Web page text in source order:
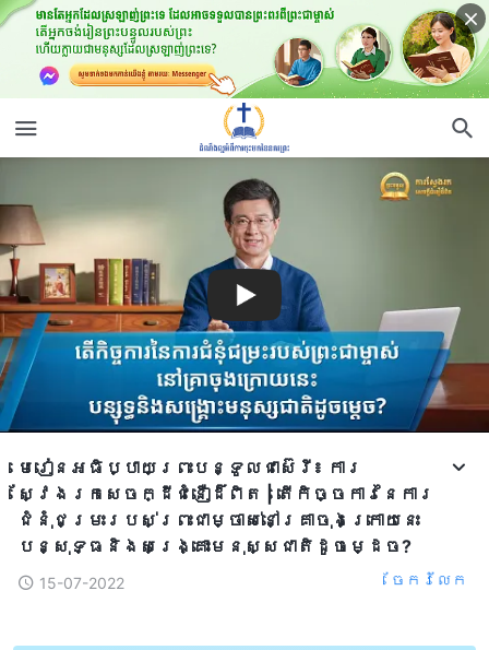
មេរៀនអធិប្បាយព្រះបន្ទូលជាស៊េរី៖ ការ
ស្វែងរកសេចក្ដីជំនឿដ៏ពិត | តើកិច្ចការនៃការ
ជំនុំជម្រះរបស់ព្រះជាម្ចាស់នៅគ្រាចុងក្រោយនេះ
បន្សុទ្ធនិងសង្គ្រោះមនុស្សជាតិដូចម្ដេច?
15-07-2022 ចែក​រំលែក